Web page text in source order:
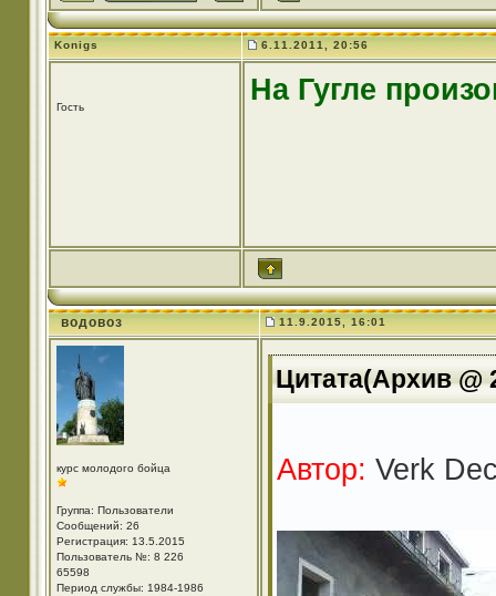
Konigs 6.11.2011, 20:56
Гость
На Гугле
водовоз 11.9.2015, 16:01
курс молодого бойца
Группа: Пользователи
Сообщений: 26
Регистрация: 13.5.2015
Пользователь №: 8 226
65598
Период службы: 1984-1986
Цитата(Архив @
Автор: Verk